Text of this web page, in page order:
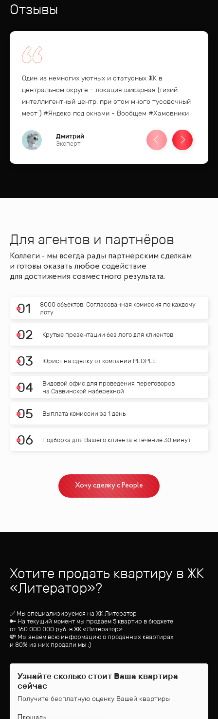
Отзывы
Один из немногих уютных и статусных ЖК в
центральном округе - локация шикарная (тихий
интеллигентный центр, при этом много тусовочный
мест ) #Яндекс под окнами - Вообщем #Хамовники
Дмитрий
Эксперт
Для агентов и партнёров
Коллеги - мы всегда рады партнерским сделкам
и готовы оказать любое содействие
для достижения совместного результата.
01
8000 объектов. Согласованная комиссия по каждому
лоту
02 Крутые презентации без лого для клиентов
03 Юрист на сделку от компании PEOPLE
04
Видовой офис для проведения переговоров
на Саввинской набережной
05 Выплата комиссии за 1 день
06 Подборка для Вашего клиента в течение 30 минут
Хочу сделку с People
Хотите продать квартиру в ЖК
«Литератор»?
✅ Мы специализируемся на ЖКЛитератор
🔑 На текущий момент мы продаем 5 квартир в бюджете
от160 000 000 руб. в ЖК «Литератор»
💸 Мы знаем всю информацию о проданных квартирах
и 80% из них продали мы :)
Узнайте сколько стоит Ваша квартира
сейчас
Получите бесплатную оценку Вашей квартиры